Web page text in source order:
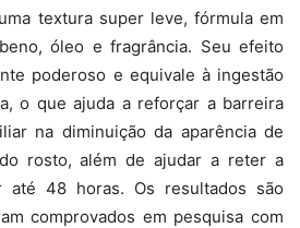
textura super leve, fórmula em
óleo e fragrância. Seu efeito
poderoso e equivale à ingestão
o que ajuda a reforçar a barreira
na diminuição da aparência de
rosto, além de ajudar a reter a
até 48 horas. Os resultados são
comprovados em pesquisa com